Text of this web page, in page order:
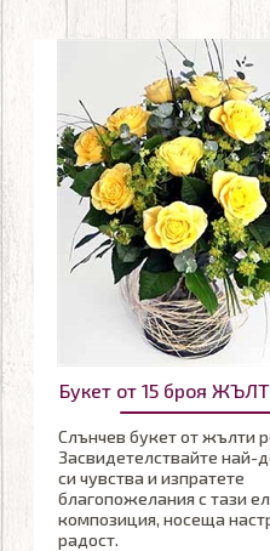
Букет от 15 броя
Слънчев букет от жълти
Засвидетелствайте най-
си чувства и изпратете
благопожелания с тази
композиция, носеща
радост.